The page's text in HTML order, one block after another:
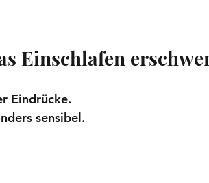
Einschlafen
Eindrücke.
sensibel.